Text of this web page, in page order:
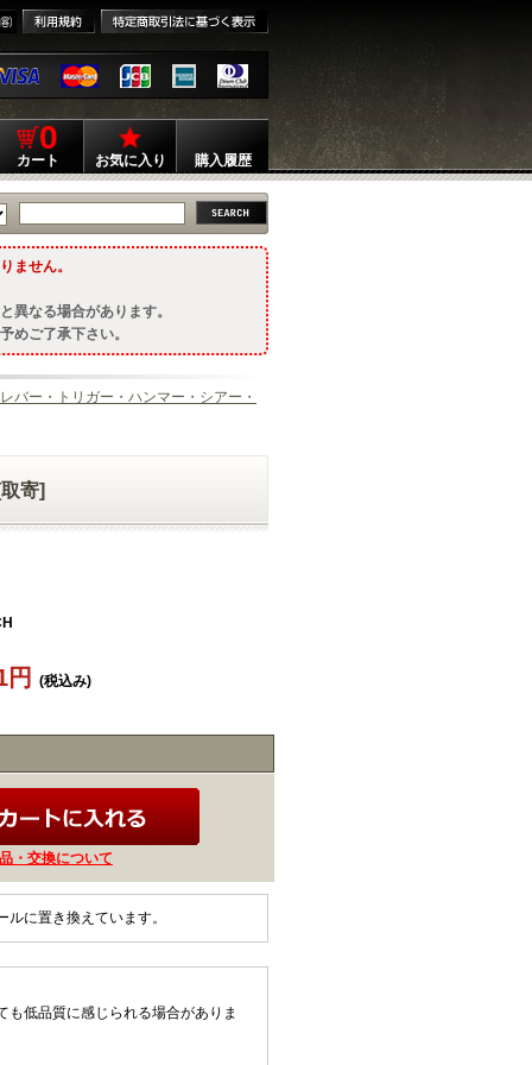
0
カート お気に入り 購入履歴
ません。
異なる場合があります。
めご了承下さい。
レバー・トリガー・ハンマー・シアー・
寄]
円
(税込み)
・交換について
に置き換えています。
低品質に感じられる場合がありま